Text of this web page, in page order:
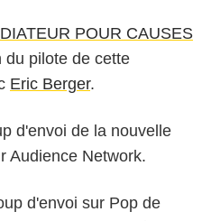
POUR CAUSES
du pilote de cette
Eric Berger.
d'envoi de la nouvelle
Audience Network.
d'envoi sur Pop de